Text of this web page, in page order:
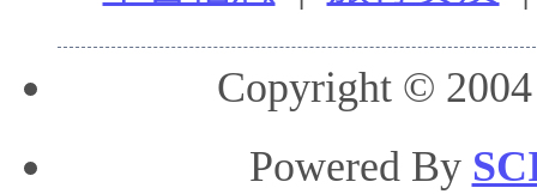
Copyright ©
Powered By